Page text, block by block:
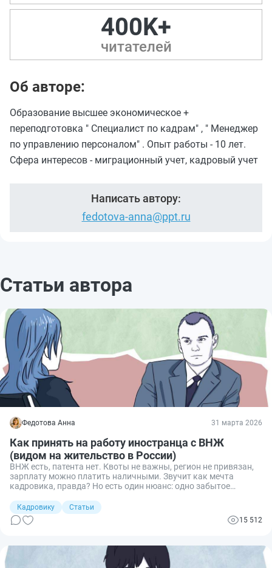
400K+
читателей
Об авторе:
Образование высшее экономическое +
переподготовка " Специалист по кадрам" , " Менеджер
по управлению персоналом" . Опыт работы - 10 лет.
Сфера интересов - миграционный учет, кадровый учет
Написать автору:
fedotova-anna@ppt.ru
Статьи автора
Федотова Анна 31 марта 2026
Как принять на работу иностранца с ВНЖ
(видом на жительство в России)
ВНЖ есть, патента нет. Квоты не важны, регион не привязан,
зарплату можно платить наличными. Звучит как мечта
кадровика, правда? Но есть один нюанс: одно забытое
миллион. Разбираемся, как принять на работу иностранца с
видом на жительство и не прогореть.
Кадровику
Статьи
15 512